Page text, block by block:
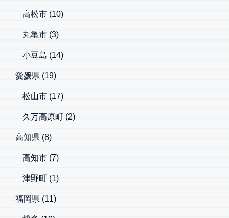
高松市 (10)
丸亀市 (3)
小豆島 (14)
愛媛県 (19)
松山市 (17)
久万高原町 (2)
高知県 (8)
高知市 (7)
津野町 (1)
福岡県 (11)